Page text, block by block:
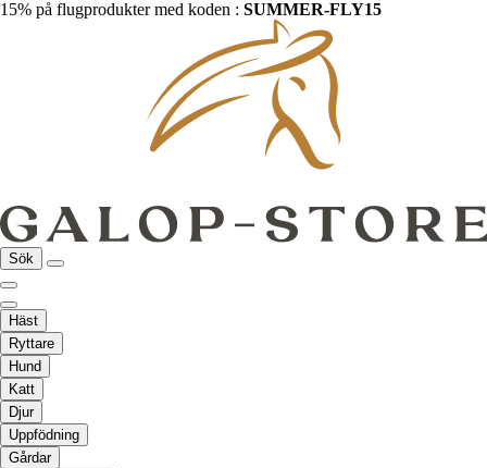
15% på flugprodukter med koden : SUMMER-FLY15
Sök
Häst
Ryttare
Hund
Katt
Djur
Uppfödning
Gårdar